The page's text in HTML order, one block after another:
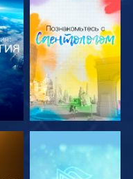
СМОТРЕТЬ